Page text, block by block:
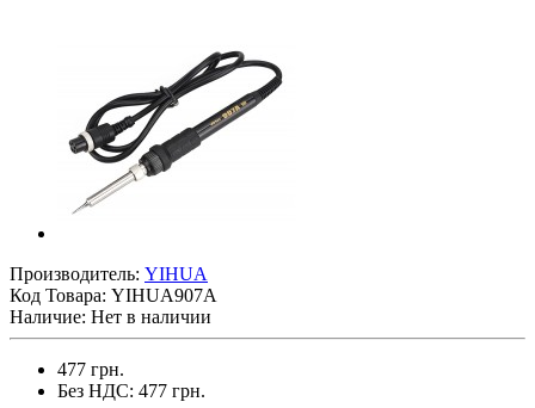
Производитель: YIHUA
Код Товара: YIHUA907A
Наличие: Нет в наличии
477 грн.
Без НДС: 477 грн.